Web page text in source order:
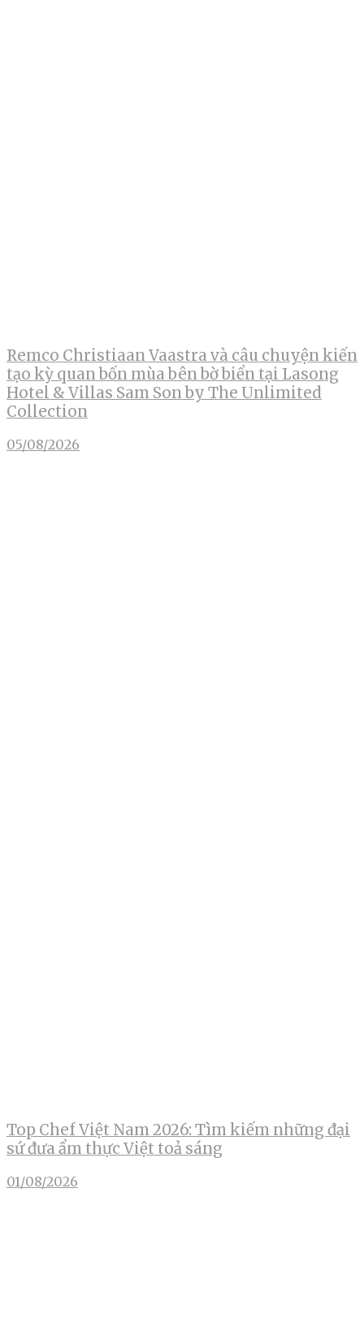
Remco Christiaan Vaastra và câu chuyện kiến
tạo kỳ quan bốn mùa bên bờ biển tại Lasong
Hotel & Villas Sam Son by The Unlimited
Collection
05/08/2026
Top Chef Việt Nam 2026: Tìm kiếm những đại
sứ đưa ẩm thực Việt toả sáng
01/08/2026